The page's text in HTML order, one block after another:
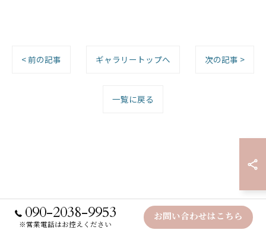
< 前の記事 ギャラリートップへ 次の記事 >
一覧に戻る
090-2038-9953
※営業電話はお控えください
お問い合わせはこちら